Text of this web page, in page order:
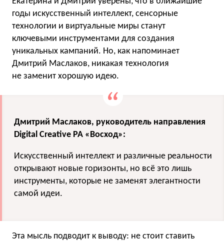
годы искусственный интеллект, сенсорные
технологии и виртуальные миры станут
ключевыми инструментами для создания
уникальных кампаний. Но, как напоминает
Дмитрий Маслаков, никакая технология
не заменит хорошую идею.
Дмитрий Маслаков, руководитель направления
Digital Creative РА «Восход»:
Искусственный интеллект и различные реальности
открывают новые горизонты, но всё это лишь
инструменты, которые не заменят элегантности
самой идеи.
Эта мысль подводит к выводу: не стоит ставить